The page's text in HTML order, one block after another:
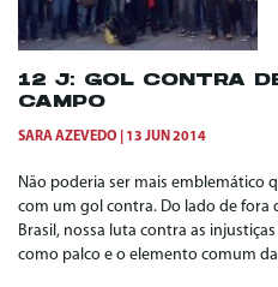
12 J: GOL CONTRA
CAMPO
SARA AZEVEDO 13 JUN 2014
Não poderia ser mais emblemático
com um gol contra. Do lado de fora
Brasil, nossa luta contra as
como palco e o elemento comum